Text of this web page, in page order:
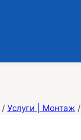
/ Услуги | Монтаж /